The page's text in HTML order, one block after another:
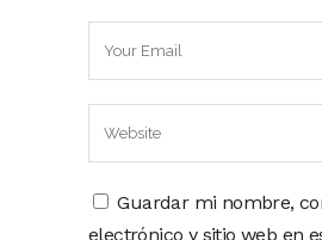
Guardar mi nombre,
electrónico y sitio web en